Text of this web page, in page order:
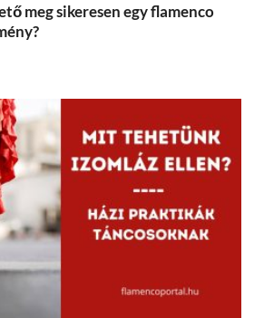
meg sikeresen egy flamenco